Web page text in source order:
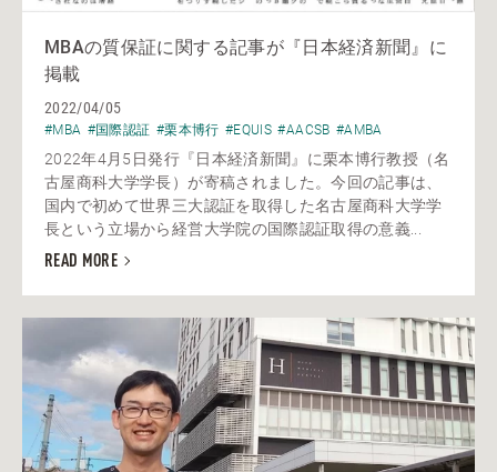
MBAの質保証に関する記事が『日本経済新聞』に
掲載
2022/04/05
#MBA #国際認証 #栗本博行 #EQUIS #AACSB #AMBA
2022年4月5日発行『日本経済新聞』に栗本博行教授（名
古屋商科大学学長）が寄稿されました。今回の記事は、
国内で初めて世界三大認証を取得した名古屋商科大学学
長という立場から経営大学院の国際認証取得の意義...
READ MORE